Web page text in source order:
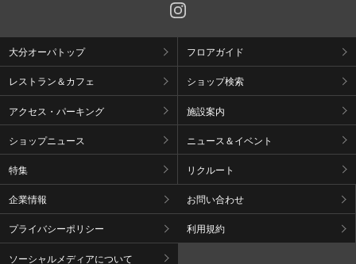
大分オーパトップ フロアガイド
レストラン＆カフェ ショップ検索
アクセス・パーキング 施設案内
ショップニュース ニュース＆イベント
特集 リクルート
企業情報 お問い合わせ
プライバシーポリシー 利用規約
ソーシャルメディアについて